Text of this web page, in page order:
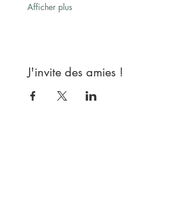
Afficher plus
J'invite des amies !